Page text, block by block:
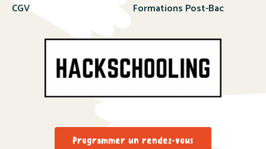
CGV
Formations Post-Bac
Programmer un rendez-vous